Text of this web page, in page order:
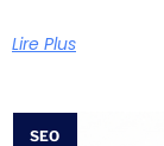
Lire Plus
SEO